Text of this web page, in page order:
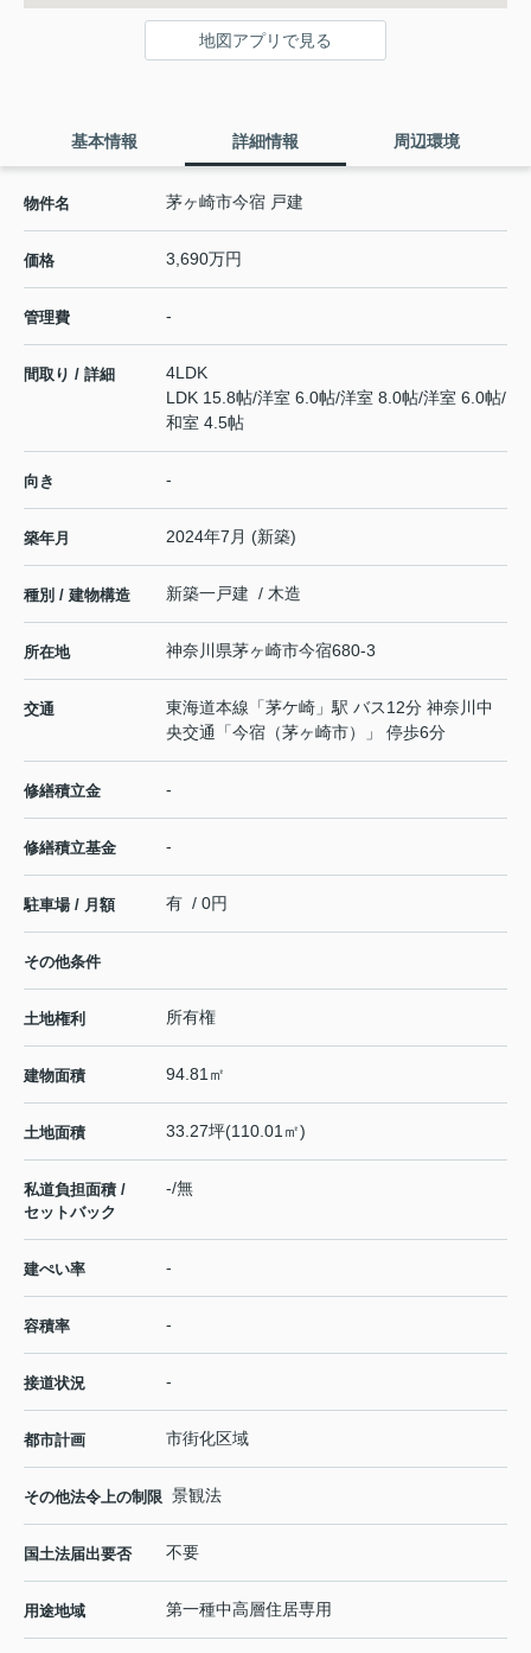
地図アプリで見る
基本情報 詳細情報 周辺環境
物件名 茅ヶ崎市今宿 戸建
価格 3,690万円
管理費 -
間取り / 詳細
4LDK
LDK 15.8帖/洋室 6.0帖/洋室 8.0帖/洋室 6.0帖/
和室 4.5帖
向き -
築年月 2024年7月 (新築)
種別 / 建物構造 新築一戸建 / 木造
所在地 神奈川県茅ヶ崎市今宿680-3
交通 東海道本線 「茅ケ崎 」駅 バス12分 神奈川中
央交通「今宿（茅ヶ崎市）」 停歩6分
修繕積立金 -
修繕積立基金 -
駐車場 / 月額 有 / 0円
その他条件
土地権利 所有権
建物面積 94.81㎡
土地面積 33.27坪(110.01㎡)
私道負担面積 /
セットバック
-/無
建ぺい率 -
容積率 -
接道状況 -
都市計画 市街化区域
その他法令上の制限 景観法
国土法届出要否 不要
用途地域 第一種中高層住居専用